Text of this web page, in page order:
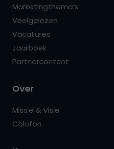
Marketingthema’s
Veelgelezen
Vacatures
Jaarboek
Partnercontent
Over
Missie & Visie
Colofon